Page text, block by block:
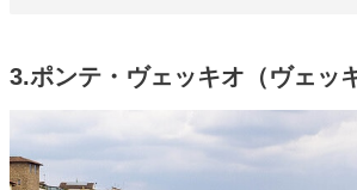
3.ポンテ・ヴェッキオ（ヴェッ